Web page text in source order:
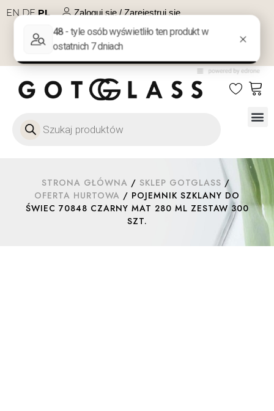
EN DE PL Zaloguj się / Zarejestruj się
NA PREZENT KONTAKT
STRONA GŁÓWNA / SKLEP GOTGLASS /
OFERTA HURTOWA / POJEMNIK SZKLANY DO
ŚWIEC 70848 CZARNY MAT 280 ML ZESTAW 300
SZT.